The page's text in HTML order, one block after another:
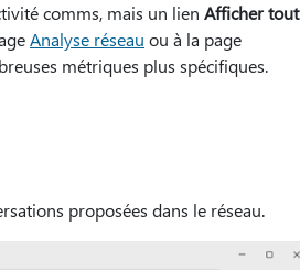
comms, mais un lien Afficher tout
Analyse réseau ou à la page
métriques plus spécifiques.
proposées dans le réseau.